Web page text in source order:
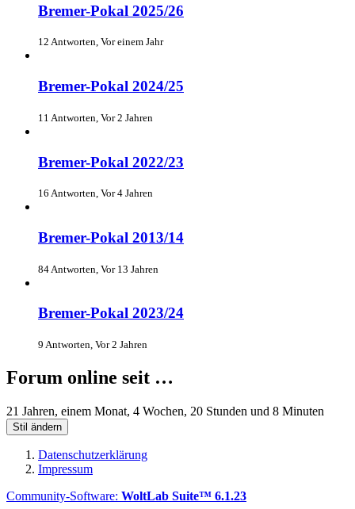
Bremer-Pokal 2025/26
12 Antworten, Vor einem Jahr
Bremer-Pokal 2024/25
11 Antworten, Vor 2 Jahren
Bremer-Pokal 2022/23
16 Antworten, Vor 4 Jahren
Bremer-Pokal 2013/14
84 Antworten, Vor 13 Jahren
Bremer-Pokal 2023/24
9 Antworten, Vor 2 Jahren
Forum online seit …
21 Jahren, einem Monat, 4 Wochen, 20 Stunden und 8 Minuten
Stil ändern
Datenschutzerklärung
Impressum
Community-Software: WoltLab Suite™ 6.1.23